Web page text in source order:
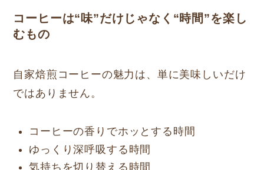
コーヒーは“味”だけじゃなく“時間”を楽し
むもの
自家焙煎コーヒーの魅力は、単に美味しいだけ
ではありません。
コーヒーの香りでホッとする時間
ゆっくり深呼吸する時間
気持ちを切り替える時間